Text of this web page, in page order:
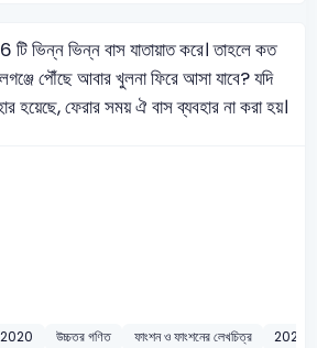
টি ভিন্ন ভিন্ন বাস যাতায়াত করে। তাহলে কত
পৌঁছে আবার খুলনা ফিরে আসা যাবে? যদি
হয়েছে, ফেরার সময় ঐ বাস ব্যবহার না করা হয়।
উচ্চতর গণিত ফাংশন ও ফাংশনের লেখচিত্র 2020